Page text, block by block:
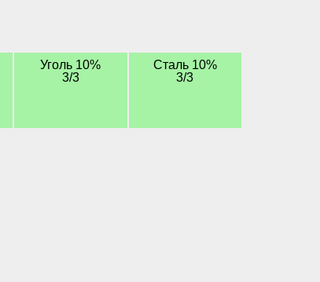
Уголь 10%
3/3
Сталь 10%
3/3